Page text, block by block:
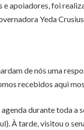
e apoiadores, foi
Yeda
de nós uma
recebidos aqui
durante toda a
À tarde, visitou o